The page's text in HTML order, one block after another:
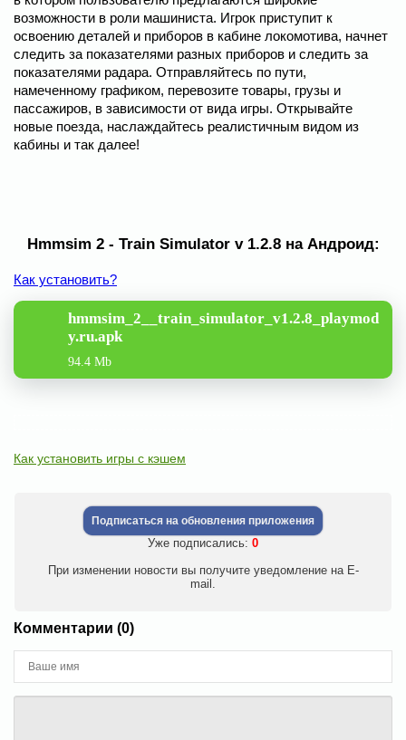
возможности в роли машиниста. Игрок приступит к
освоению деталей и приборов в кабине локомотива, начнет
следить за показателями разных приборов и следить за
показателями радара. Отправляйтесь по пути,
намеченному графиком, перевозите товары, грузы и
пассажиров, в зависимости от вида игры. Открывайте
новые поезда, наслаждайтесь реалистичным видом из
кабины и так далее!
Hmmsim 2 - Train Simulator v 1.2.8 на Андроид:
Как установить?
hmmsim_2__train_simulator_v1.2.8_playmod
y.ru.apk
94.4 Mb
Как установить игры с кэшем
Подписаться на обновления приложения
Уже подписались: 0
При изменении новости вы получите уведомление на E-
mail.
Комментарии (0)